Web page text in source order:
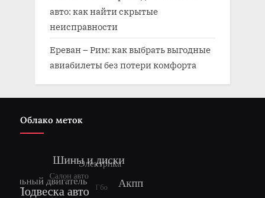
авто: как найти скрытые
неисправности
Ереван – Рим: как выбрать выгодные
авиабилеты без потери комфорта
Облако меток